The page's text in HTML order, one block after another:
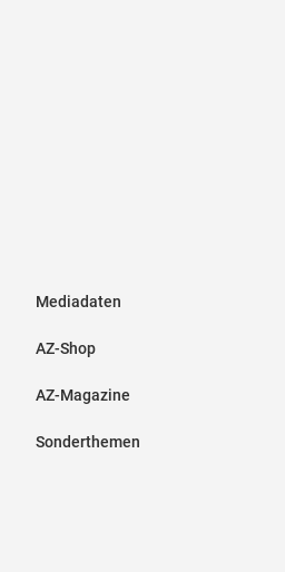
Mediadaten
AZ-Shop
AZ-Magazine
Sonderthemen